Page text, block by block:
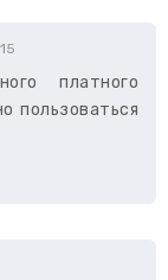
платного
пользоваться